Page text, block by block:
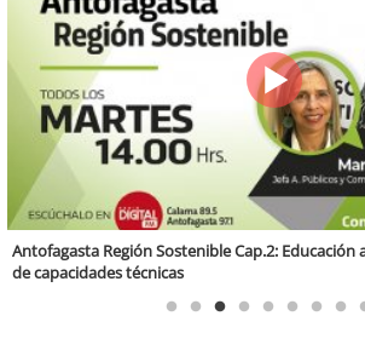
Valparaíso Región Sostenible Cap. 83: Calidad,